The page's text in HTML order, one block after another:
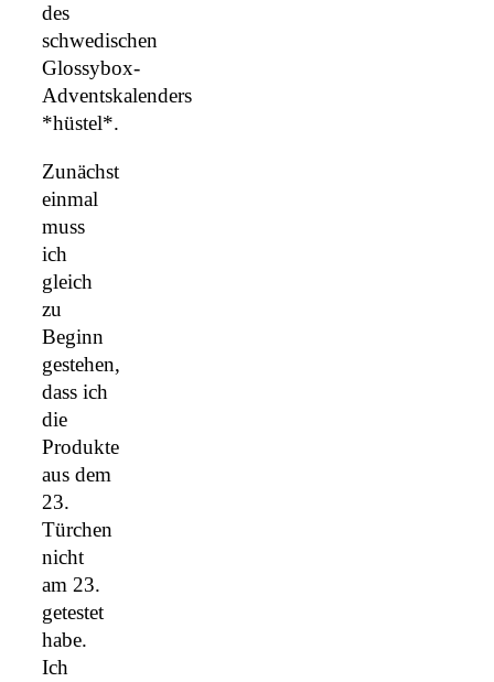
des
schwedischen
Glossybox-
Adventskalenders
*hüstel*.
Zunächst
einmal
muss
ich
gleich
zu
Beginn
gestehen,
dass ich
die
Produkte
aus dem
23.
Türchen
nicht
am 23.
getestet
habe.
Ich